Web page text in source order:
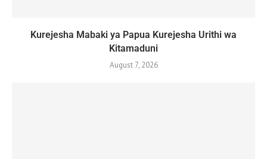
Kurejesha Mabaki ya Papua Kurejesha Urithi wa
Kitamaduni
August 7, 2026